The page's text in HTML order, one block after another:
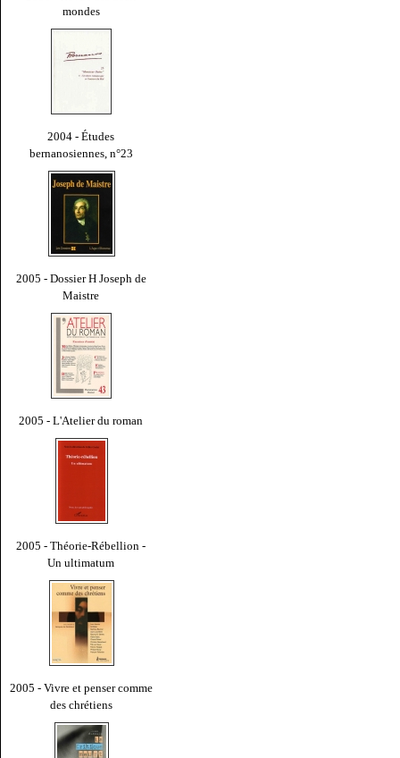
mondes
2004 - Études
bernanosiennes, n°23
2005 - Dossier H Joseph de
Maistre
2005 - L'Atelier du roman
2005 - Théorie-Rébellion -
Un ultimatum
2005 - Vivre et penser comme
des chrétiens